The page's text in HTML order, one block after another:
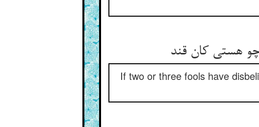
هستی کان قند
If two or three fools have